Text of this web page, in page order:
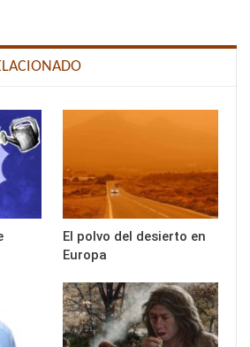
El polvo del desierto en
Europa